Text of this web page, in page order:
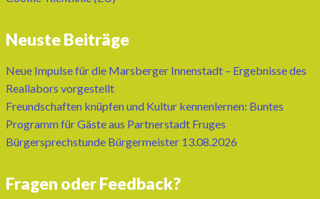
Neuste Beiträge
Neue Impulse für die Marsberger Innenstadt – Ergebnisse des
Reallabors vorgestellt
Freundschaften knüpfen und Kultur kennenlernen: Buntes
Programm für Gäste aus Partnerstadt Fruges
Bürgersprechstunde Bürgermeister 13.08.2026
Fragen oder Feedback?